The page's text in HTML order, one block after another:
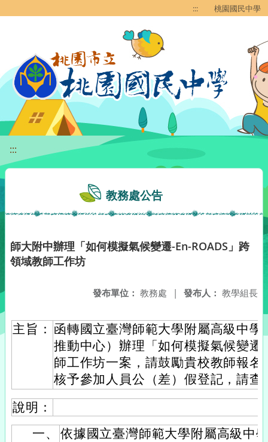
::: 桃園國民中學
:::
教務處公告
師大附中辦理「如何模擬氣候變遷-En-ROADS」跨
領域教師工作坊
發布人： 教學組長
發布單位： 教務處 |
主旨： 函轉國立臺灣師範大學附屬高級中
推動中心）辦理「如何模擬氣候變遷
師工作坊一案，請鼓勵貴校教師報
核予參加人員公（差）假登記，請查
說明：
一、
依據國立臺灣師範大學附屬高級中